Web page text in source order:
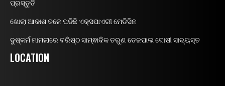
ପ୍ରସ୍ତୁତି
ଖୋଲା ଆକାଶ ତଳେ ପଡିଛି ଏକ୍ସପାଏରୀ ମେଡିସିନ
ଦୁଷ୍କର୍ମ ମାମଲାରେ ବରିଷ୍ଠ ସାମ୍ଵାଦିକ ତରୁଣ ତେଜପାଲ ଦୋଷୀ ସାବ୍ୟସ୍ତ
LOCATION